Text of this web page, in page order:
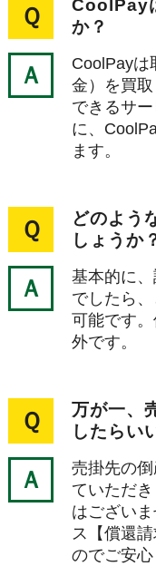
Ｑ
CoolPay
か？
Ａ
CoolPayは
金）を買
できるサ
に、
ます。
Ｑ
どのよう
しょうか
Ａ
基本的に
でしたら
可能です
外です。
Ｑ
万が一、
したらい
Ａ
売掛先の
ていただ
はござい
ス【償還
のでご安